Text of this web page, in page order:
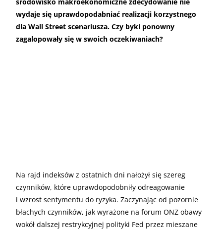
wydaje się uprawdopodabniać realizacji korzystnego
dla Wall Street scenariusza. Czy byki ponowny
zagalopowały się w swoich oczekiwaniach?
Na rajd indeksów z ostatnich dni nałożył się szereg
czynników, które uprawdopodobniły odreagowanie
i wzrost sentymentu do ryzyka. Zaczynając od pozornie
błachych czynników, jak wyrażone na forum ONZ obawy
wokół dalszej restrykcyjnej polityki Fed przez mieszane